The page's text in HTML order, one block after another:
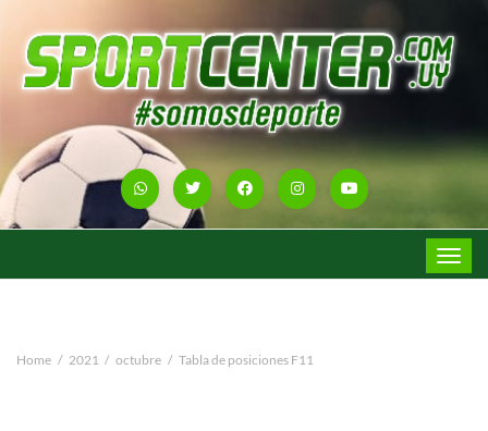
Toggle
Home 2021 octubre Tabla de posiciones F11